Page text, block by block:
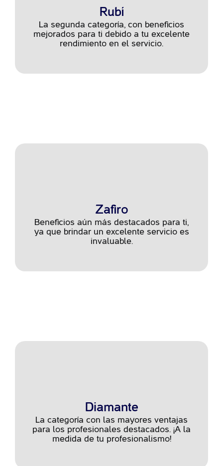
Rubí
La segunda categoría, con beneficios
mejorados para ti debido a tu excelente
rendimiento en el servicio.
Zafiro
Beneficios aún más destacados para ti,
ya que brindar un excelente servicio es
invaluable.
Diamante
La categoría con las mayores ventajas
para los profesionales destacados. ¡A la
medida de tu profesionalismo!